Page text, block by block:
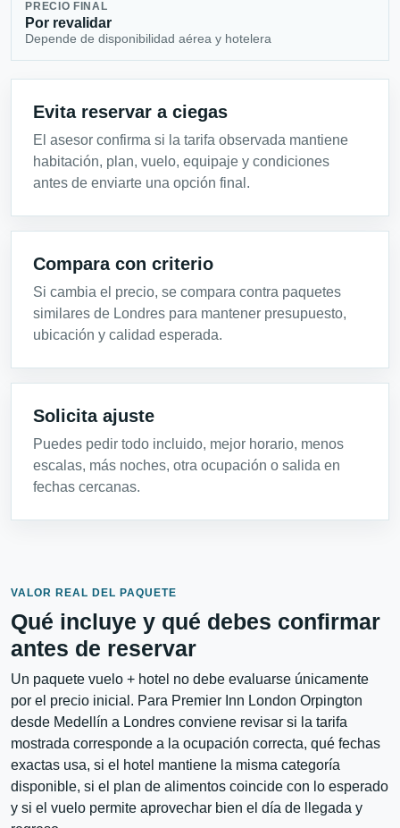
PRECIO FINAL
Por revalidar
Depende de disponibilidad aérea y hotelera
Evita reservar a ciegas
El asesor confirma si la tarifa observada mantiene
habitación, plan, vuelo, equipaje y condiciones
antes de enviarte una opción final.
Compara con criterio
Si cambia el precio, se compara contra paquetes
similares de Londres para mantener presupuesto,
ubicación y calidad esperada.
Solicita ajuste
Puedes pedir todo incluido, mejor horario, menos
escalas, más noches, otra ocupación o salida en
fechas cercanas.
VALOR REAL DEL PAQUETE
Qué incluye y qué debes confirmar
antes de reservar
Un paquete vuelo + hotel no debe evaluarse únicamente
por el precio inicial. Para Premier Inn London Orpington
desde Medellín a Londres conviene revisar si la tarifa
mostrada corresponde a la ocupación correcta, qué fechas
exactas usa, si el hotel mantiene la misma categoría
disponible, si el plan de alimentos coincide con lo esperado
y si el vuelo permite aprovechar bien el día de llegada y